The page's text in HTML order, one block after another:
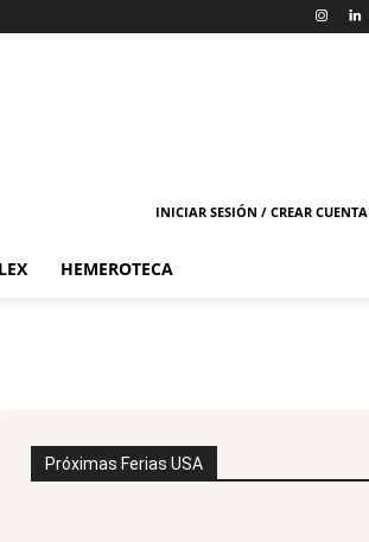
INICIAR SESIÓN / CREAR CUENTA
HEMEROTECA
Próximas Ferias USA